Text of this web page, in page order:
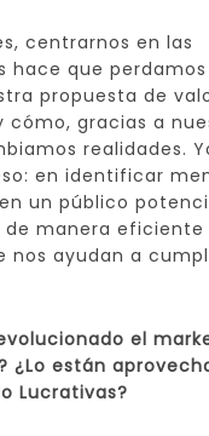
centrarnos en las
hace que
propuesta de
cómo, gracias a
realidades.
en identificar
un público
de manera eficiente
nos ayudan a
el
¿Lo están
Lucrativas?